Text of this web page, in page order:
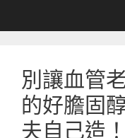
別讓血管
的好膽固
夫自己造！